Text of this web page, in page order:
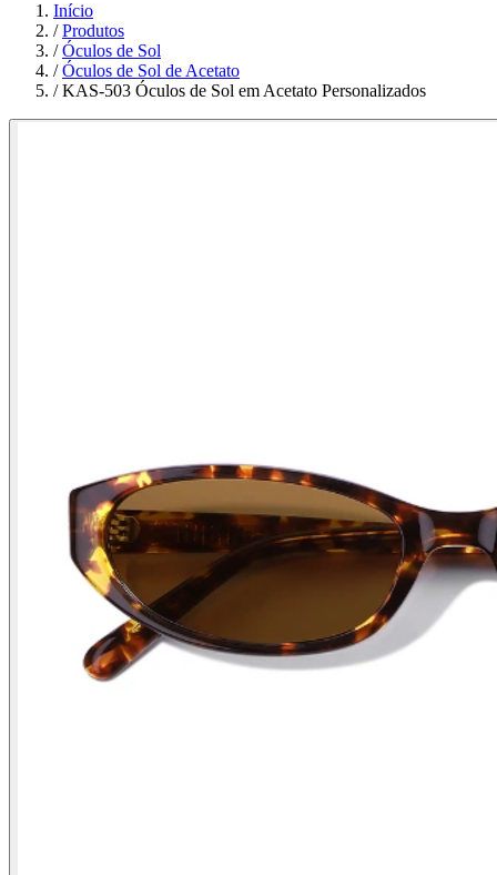
Início
/Produtos
/Óculos de Sol
/Óculos de Sol de Acetato
/KAS-503 Óculos de Sol em Acetato Personalizados